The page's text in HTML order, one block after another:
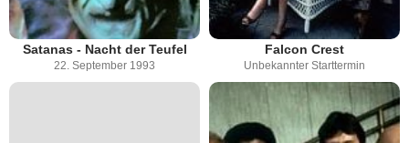
Satanas - Nacht der Teufel
22. September 1993
Falcon Crest
Unbekannter Starttermin